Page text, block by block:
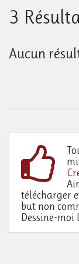
3
Aucun
télécharger
but non
Dessine-moi